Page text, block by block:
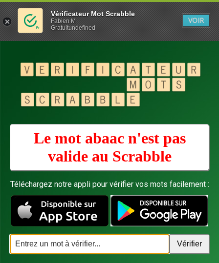
Le mot abaac n'est pas
valide au Scrabble
Téléchargez notre appli pour vérifier vos mots facilement :
Vérificateur Mot Scrabble
Fabien M
Gratuitundefined
VOIR